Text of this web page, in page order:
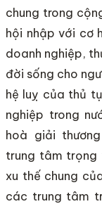
chung trong
hội nhập với cơ
doanh nghiệp,
đời sống cho
hệ luỵ của thủ
nghiệp trong
hoà giải
trung tâm trọng
xu thế chung
các trung tâm